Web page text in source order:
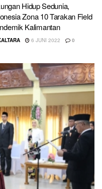
Hidup Sedunia,
Zona 10 Tarakan Field
Kalimantan
6 JUNI 2022 0